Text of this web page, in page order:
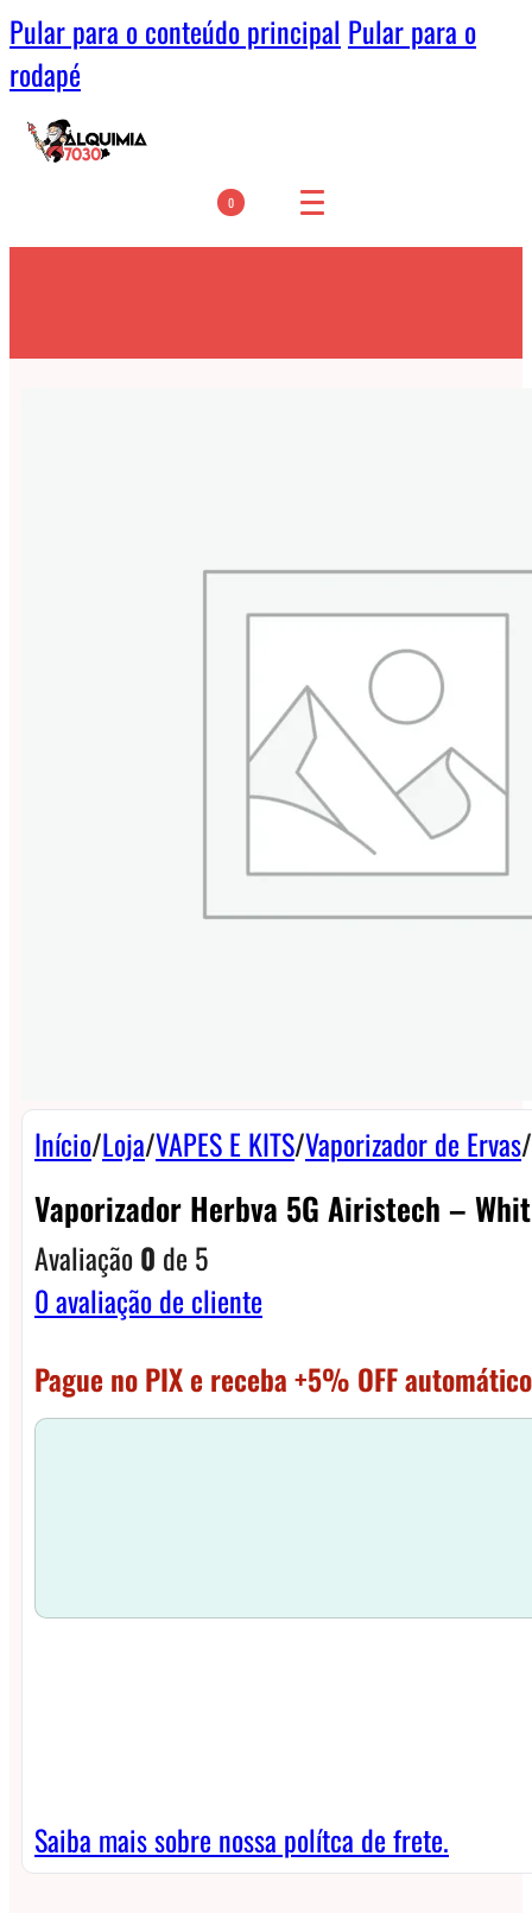
Pular para o conteúdo principal Pular para o
rodapé
0
Início/Loja/VAPES E KITS/Vaporizador de Ervas/
Vaporizador Herbva 5G Airistech –
Avaliação0 de 5
0avaliação de cliente
Pague no PIX e receba +5% OFF
Saiba mais sobre nossa polítca de frete.